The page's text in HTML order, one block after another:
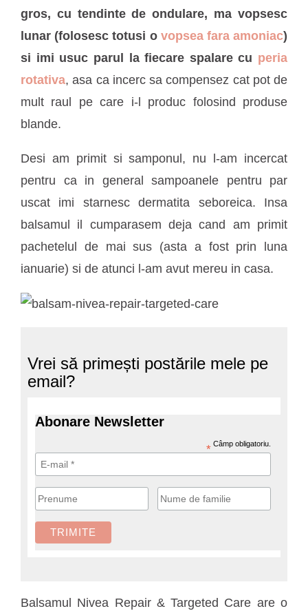
gros, cu tendinte de ondulare, ma vopsesc
lunar (folosesc totusi o vopsea fara amoniac)
si imi usuc parul la fiecare spalare cu peria
rotativa, asa ca incerc sa compensez cat pot de
mult raul pe care i-l produc folosind produse
blande.
Desi am primit si samponul, nu l-am incercat
pentru ca in general sampoanele pentru par
uscat imi starnesc dermatita seboreica. Insa
balsamul il cumparasem deja cand am primit
pachetelul de mai sus (asta a fost prin luna
ianuarie) si de atunci l-am avut mereu in casa.
Vrei să primești postările mele pe
email?
Abonare Newsletter
* Câmp obligatoriu.
Balsamul Nivea Repair & Targeted Care are o